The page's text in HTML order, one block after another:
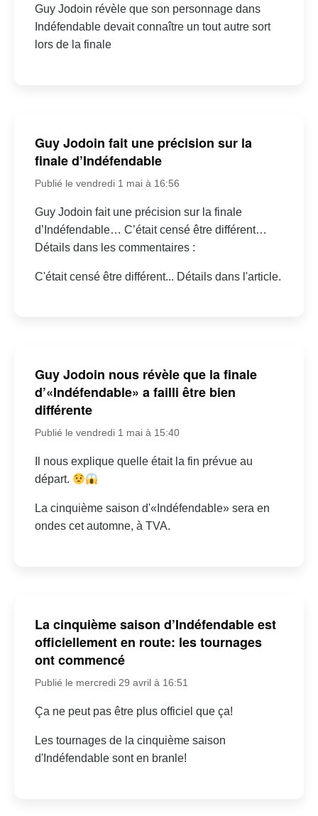
Guy Jodoin révèle que son personnage dans
Indéfendable devait connaître un tout autre sort
lors de la finale
Guy Jodoin fait une précision sur la
finale d’Indéfendable
Publié le vendredi 1 mai à 16:56
Guy Jodoin fait une précision sur la finale
d’Indéfendable… C’était censé être différent…
Détails dans les commentaires :
C'était censé être différent... Détails dans l'article.
Guy Jodoin nous révèle que la finale
d’«Indéfendable» a failli être bien
différente
Publié le vendredi 1 mai à 15:40
Il nous explique quelle était la fin prévue au
départ.
La cinquième saison d'«Indéfendable» sera en
ondes cet automne, à TVA.
La cinquième saison d’Indéfendable est
officiellement en route: les tournages
ont commencé
Publié le mercredi 29 avril à 16:51
Ça ne peut pas être plus officiel que ça!
Les tournages de la cinquième saison
d'Indéfendable sont en branle!